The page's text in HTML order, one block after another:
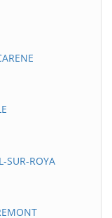
ROYA